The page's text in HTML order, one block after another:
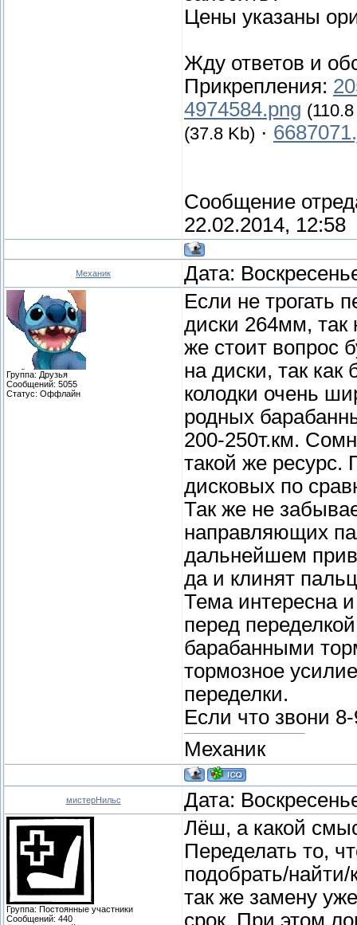
Цены указаны
Жду ответов и
Прикрепления:
4974584.png
(37.8 Kb) ·
Сообщение
22.02.2014, 12:58
Механик Дата:
Группа: Друзья
Сообщений: 5055
Статус: Оффлайн
Если не трогать
диски 264мм, так
же стоит вопрос
на диски, так
колодки очень
родных
200-250т.км.
такой же
дисковых по
Так же не
направляющих
дальнейшем
да и клинят
Тема интересна
перед
барабанными
тормозное
переделки.
Если что звони
Механик
мистерНильс Дата:
Группа: Постоянные участники
Сообщений: 440
Лёш, а какой
Переделать то,
подобрать/
так же замену
срок. При этом